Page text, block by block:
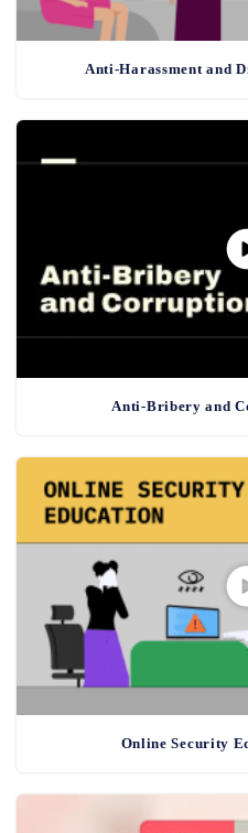
Anti-Harassment and
Anti-Bribery and
Online Security